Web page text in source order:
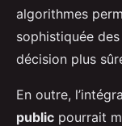
algorithmes
sophistiquée
décision plus
En outre,
public pourrait